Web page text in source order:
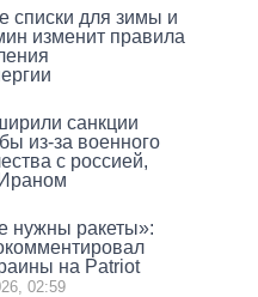
списки для зимы и
изменит правила
санкции
из-за военного
с россией,
нужны ракеты»:
на Patriot
02:59